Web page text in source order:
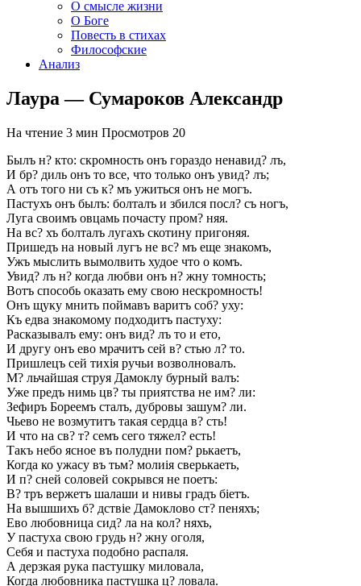
О смысле жизни
О Боге
Повесть в стихах
Философские
Анализ
Лаура — Сумароков Александр
На чтение 3 мин Просмотров 20
Былъ н? кто: скромность онъ гораздо ненавид? лъ,
И бр? диль онъ то все, что только онъ увид? лъ;
А отъ того ни съ к? мъ ужиться онъ не могъ.
Пастухъ онъ былъ: болталъ и збился посл? съ ногъ,
Луга своимъ овцамь почасту пром? няя.
На вс? хъ болталъ лугахъ скотину пригоняя.
Пришедъ на новый лугъ не вс? мъ еще знакомъ,
Ужъ мыслить вымолвить худое что о комъ.
Увид? лъ н? когда любви онъ н? жну томность;
Вотъ способь оказать ему свою нескромность!
Онъ щуку мнить поймавъ варитъ соб? уху:
Къ едва знакомому подходитъ пастуху:
Расказывалъ ему: онъ вид? лъ то и ето,
И другу онъ ево мрачитъ сей в? стью л? то.
Пришлецъ сей тихія ручьи возволновалъ.
М? льчайшая струя Дамоклу бурный валъ:
Уже предъ нимь цв? ты приятства не им? ли:
Зефиръ Бореемъ сталъ, дубровы зашум? ли.
Чьево не возмутитъ такая сердца в? сть!
И что на св? т? семъ сего тяжел? есть!
Такъ небо ясное въ полудни пом? рькаетъ,
Когда ко ужасу въ тьм? молиія сверькаеть,
И п? сней соловей сокрывся не поетъ:
В? тръ вержетъ шалаши и нивы градъ біетъ.
На вышшихъ б? дствіе Дамоклово ст? пеняхъ;
Ево любовница сид? ла на кол? няхъ,
У пастуха свою грудь н? жну оголя,
Себя и пастуха подобно распаля.
А дерзкая рука пастушку миловала,
Когда любовника пастушка ц? ловала.